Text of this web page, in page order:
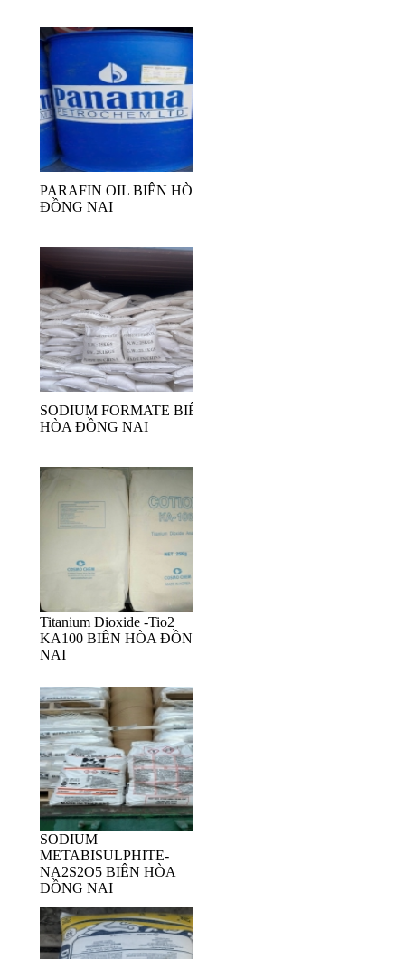
PARAFIN OIL BIÊN HÒA
ĐỒNG NAI
SODIUM FORMATE BIÊN
HÒA ĐỒNG NAI
Titanium Dioxide -Tio2
KA100 BIÊN HÒA ĐỒNG
NAI
SODIUM
METABISULPHITE-
NA2S2O5 BIÊN HÒA
ĐỒNG NAI